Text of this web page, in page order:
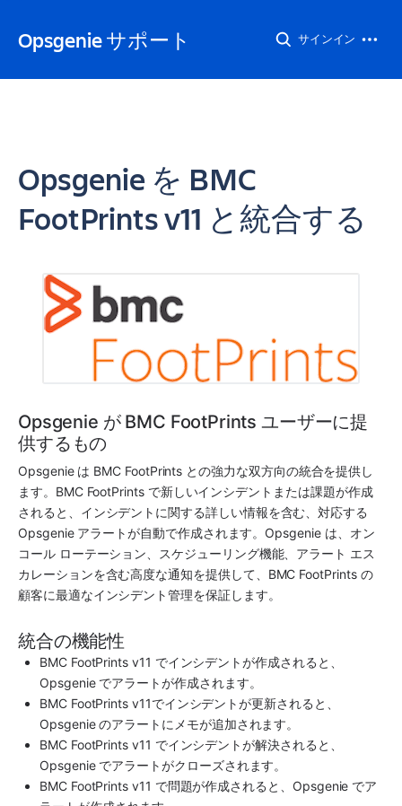
Opsgenie サポート サインイン
Opsgenie を BMC
FootPrints v11 と統合する
Opsgenie が BMC FootPrints ユーザーに提
供するもの
Opsgenie は BMC FootPrints との強力な双方向の統合を提供し
ます。 BMC FootPrints で新しいインシデントまたは課題が作成
Opsgenie アラートが自動で作成されます。 Opsgenie は、オン
コール ローテーション、スケジューリング機能、アラート エス
カレーションを含む高度な通知を提供して、 BMC FootPrints の
顧客に最適なインシデント管理を保証します。
統合の機能性
BMC FootPrints v11 でインシデントが作成されると、
Opsgenie でアラートが作成されます。
BMC FootPrints v11でインシデントが更新されると、
Opsgenie のアラートにメモが追加されます。
BMC FootPrints v11 でインシデントが解決されると、
Opsgenie でアラートがクローズされます。
BMC FootPrints v11 で問題が作成されると、 Opsgenie でア